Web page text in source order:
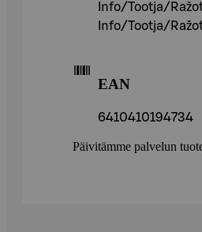
Info/Tootja/
Info/Tootja/
EAN
6410410194734
Päivitämme palvelun